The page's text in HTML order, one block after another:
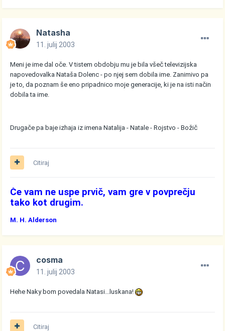
Natasha
11. julij 2003
Meni je ime dal oče. V tistem obdobju mu je bila všeč televizijska
napovedovalka Nataša Dolenc - po njej sem dobila ime. Zanimivo pa
je to, da poznam še eno pripadnico moje generacije, ki je na isti način
dobila ta ime.
Drugače pa baje izhaja iz imena Natalija - Natale - Rojstvo - Božič
Citiraj
Če vam ne uspe prvič, vam gre v povprečju
tako kot drugim.
M. H. Alderson
cosma
11. julij 2003
Hehe Naky bom povedala Natasi...luskana!
Citiraj